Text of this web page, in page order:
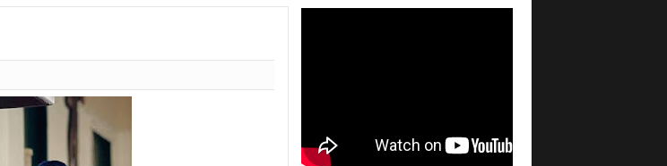
e ficção científica
para narrativa jovem